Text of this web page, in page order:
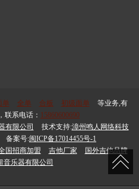
单 全单 合板 初级面单
等业务,有
联系电话： 15860600690
有限公司 技术支持:漳州鸣人网络科技
备案号:闽ICP备17014455号-1
国招商加盟 吉他厂家
国外吉他品牌
音乐器有限公司